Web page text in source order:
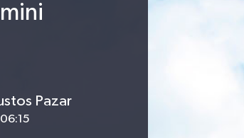
Pazar
06:15